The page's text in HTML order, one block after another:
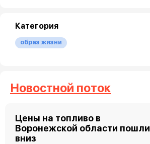
Категория
образ жизни
Новостной поток
Цены на топливо в
Воронежской области пошли
вниз